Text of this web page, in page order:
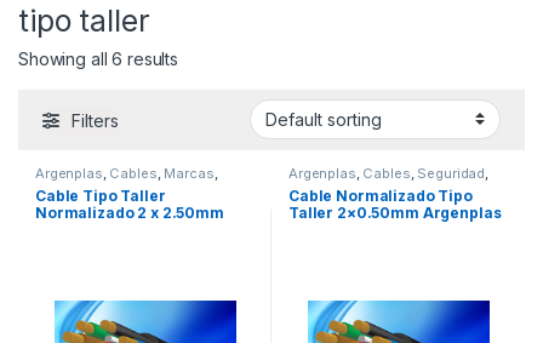
tipo taller
Showing all 6 results
Filters
Argenplas, Cables, Marcas,
Seguridad tipo taller
Cable Tipo Taller
Normalizado 2 x 2.50mm
Argenplas, Cables, Seguridad,
tipo taller
Cable Normalizado Tipo
Taller 2×0.50mm Argenplas